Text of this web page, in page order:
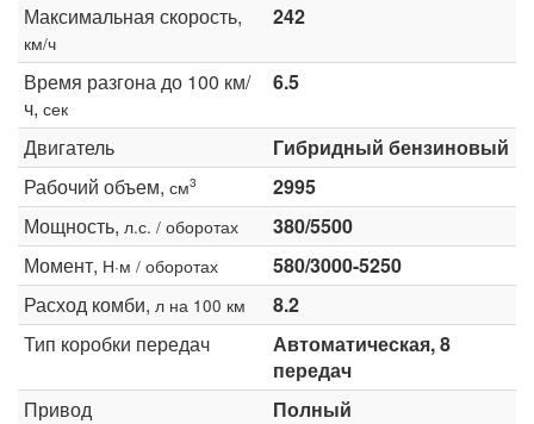
Максимальная скорость,
км/ч
242
Время разгона до 100 км/
ч, сек
6.5
Двигатель
Гибридный бензиновый
Рабочий объем, см3
2995
Мощность, л.с. / оборотах
380/5500
Момент, Н·м / оборотах
580/3000-5250
Расход комби, л на 100 км
8.2
Тип коробки передач
Автоматическая, 8
передач
Привод
Полный